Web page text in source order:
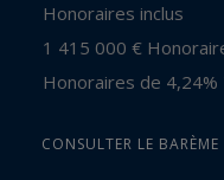
Honoraires inclus
1 415 000 €
Honoraires de
CONSULTER LE